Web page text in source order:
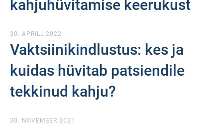
kahjuhüvitamise keerukust
30. APRILL 2022
Vaktsiinikindlustus: kes ja
kuidas hüvitab patsiendile
tekkinud kahju?
30. NOVEMBER 2021